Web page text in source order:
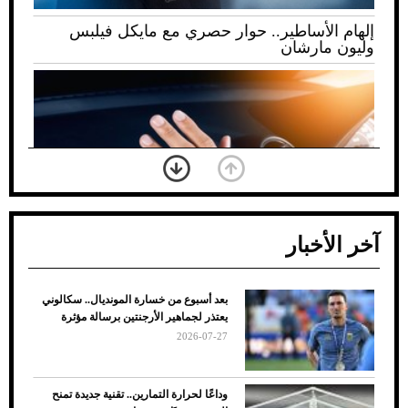
إلهام الأساطير.. حوار حصري مع مايكل فيلبس
وليون مارشان
ضعف تبريد مكيف السيارة عند الوقوف.. أشهر
الأسباب والحلول
آخر الأخبار
بعد أسبوع من خسارة المونديال.. سكالوني
يعتذر لجماهير الأرجنتين برسالة مؤثرة
2026-07-27
وداعًا لحرارة التمارين.. تقنية جديدة تمنح